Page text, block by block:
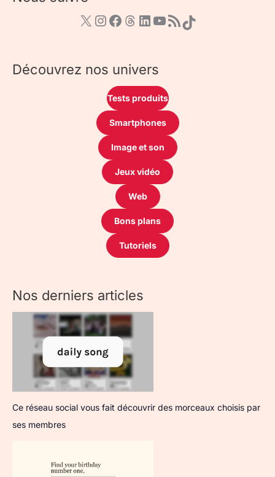
Découvrez nos univers
Tests produits
Smartphones
Image et son
Jeux vidéo
Web
Bons plans
Tutoriels
Nos derniers articles
Ce réseau social vous fait découvrir des morceaux choisis par
ses membres